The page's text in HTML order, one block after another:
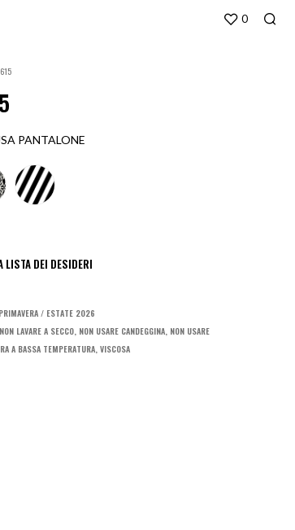
0
PANTALONE
PRIMAVERA / ESTATE 2026
NON LAVARE A SECCO, NON USARE CANDEGGINA, NON USARE
A BASSA TEMPERATURA, VISCOSA